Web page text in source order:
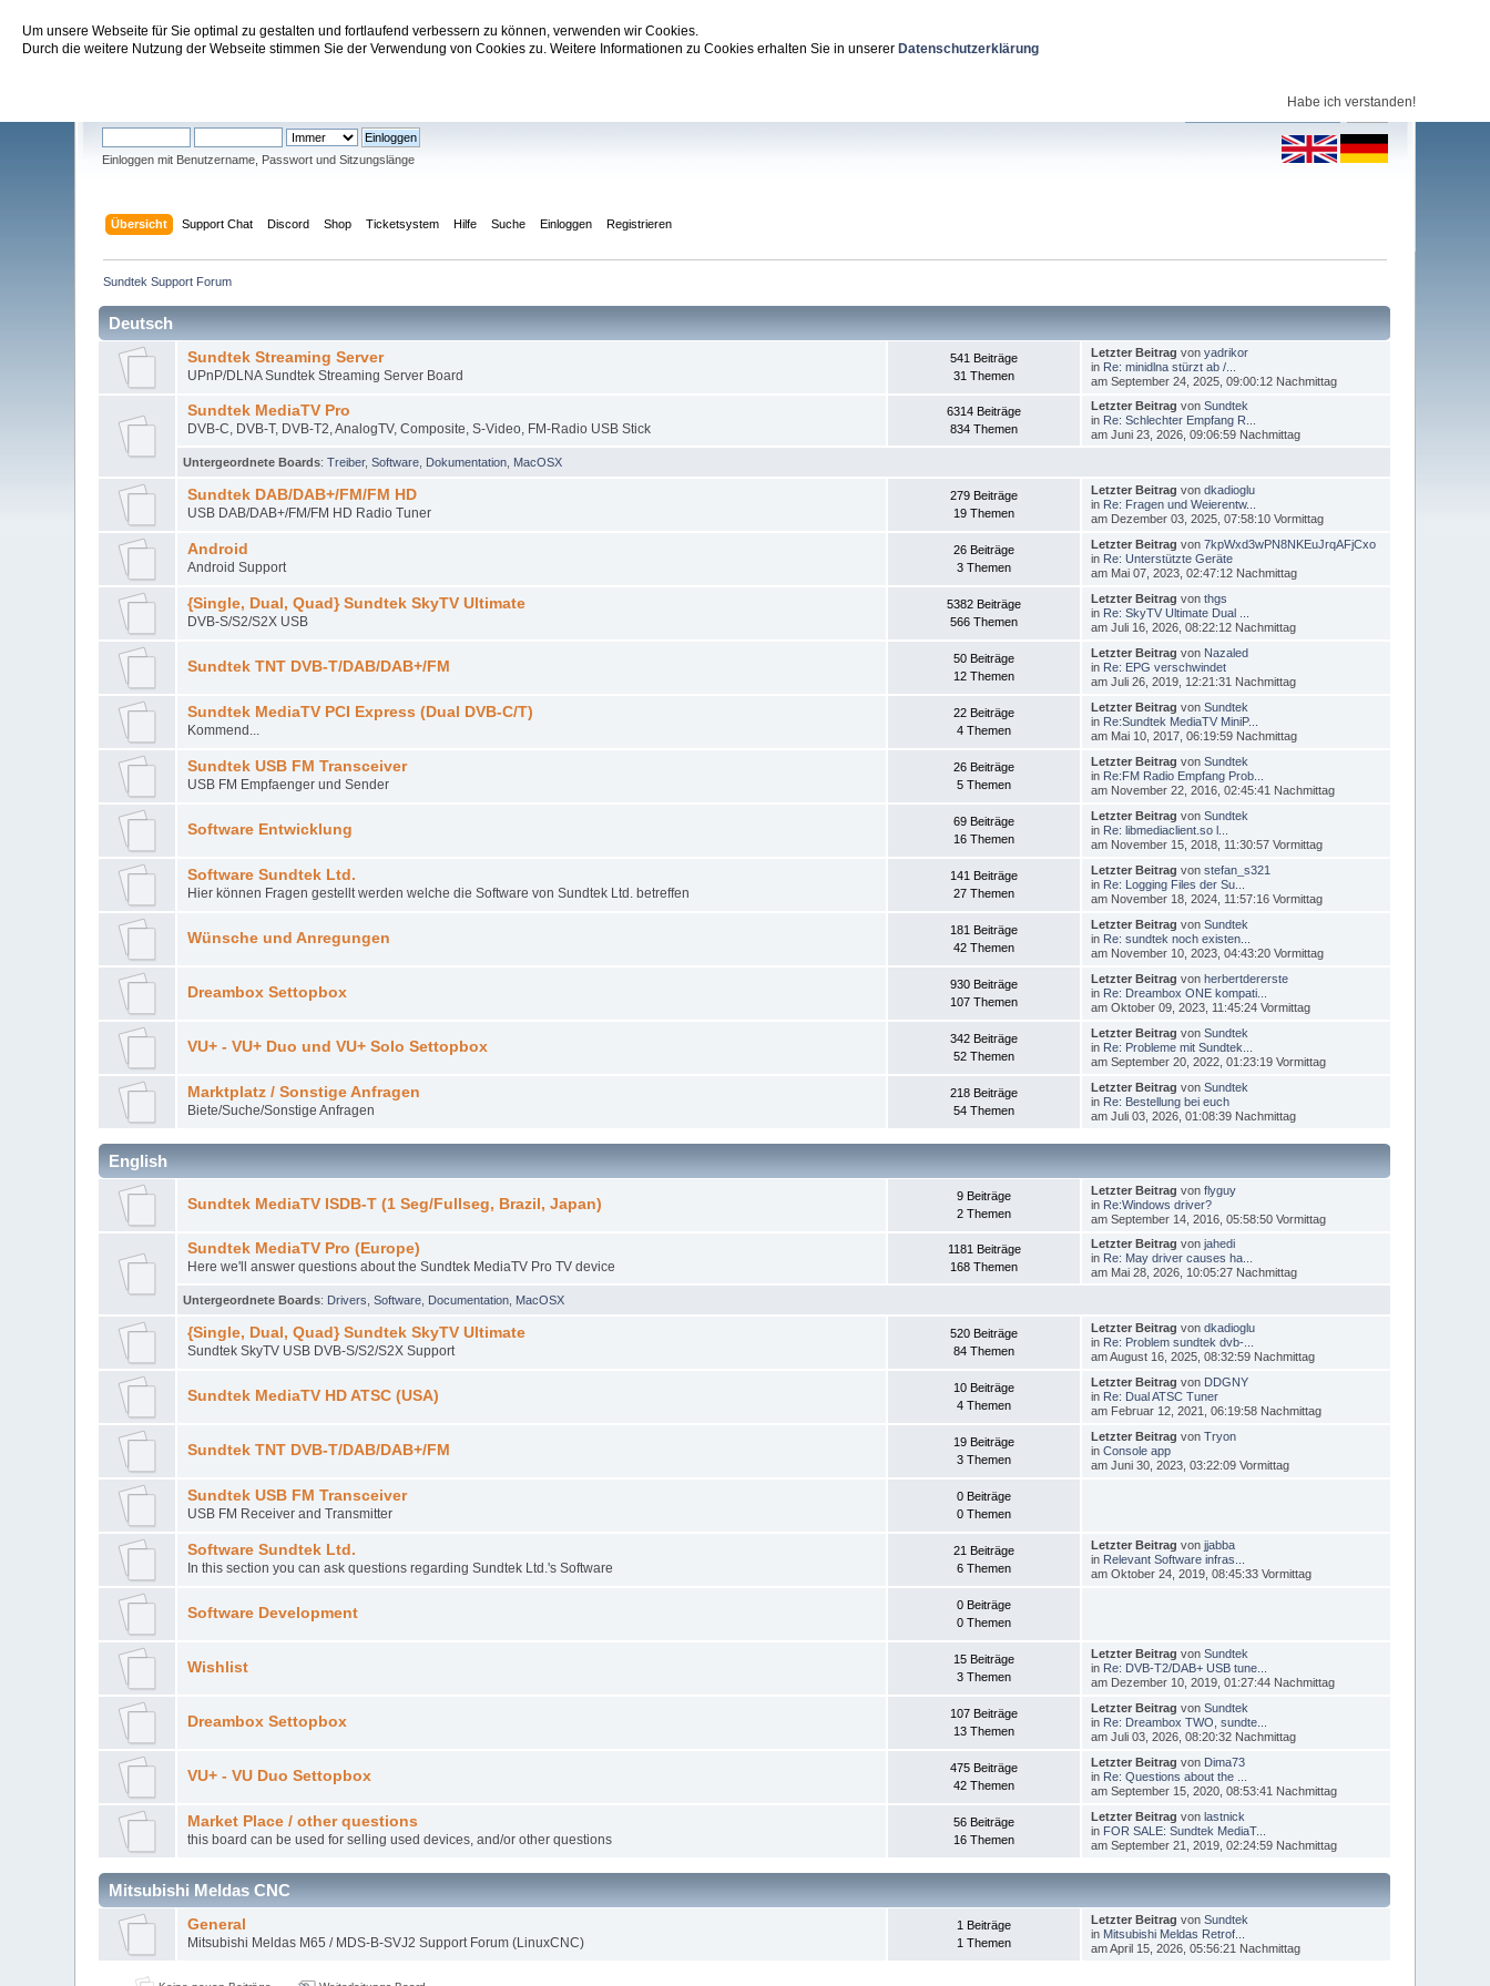
Um unsere Webseite für Sie optimal zu gestalten und fortlaufend verbessern zu können, verwenden wir Cookies.
Durch die weitere Nutzung der Webseite stimmen Sie der Verwendung von Cookies zu. Weitere Informationen zu Cookies erhalten Sie in unserer Datenschutzerklärung
Habe ich verstanden!
Sundtek Support Forum
Einloggen mit Benutzername, Passwort und Sitzungslänge
Übersicht Support Chat Discord Shop Ticketsystem Hilfe Suche Einloggen Registrieren
Sundtek Support Forum
Deutsch
Sundtek Streaming Server
UPnP/DLNA Sundtek Streaming Server Board
541 Beiträge
31 Themen
Letzter Beitrag von yadrikor
in Re: minidlna stürzt ab /...
am September 24, 2025, 09:00:12 Nachmittag
Sundtek MediaTV Pro
DVB-C, DVB-T, DVB-T2, AnalogTV, Composite, S-Video, FM-Radio USB Stick
6314 Beiträge
834 Themen
Letzter Beitrag von Sundtek
in Re: Schlechter Empfang R...
am Juni 23, 2026, 09:06:59 Nachmittag
Untergeordnete Boards:Treiber,Software Dokumentation MacOSX
Sundtek DAB/DAB+/FM/FM HD
USB DAB/DAB+/FM/FM HD Radio Tuner
279 Beiträge
19 Themen
Letzter Beitrag von dkadioglu
in Re: Fragen und Weierentw...
am Dezember 03, 2025, 07:58:10 Vormittag
Android
Android Support
26 Beiträge
3 Themen
Letzter Beitrag von 7kpWxd3wPN8NKEuJrqAFjCxo
in Re: Unterstützte Geräte
am Mai 07, 2023, 02:47:12 Nachmittag
{Single, Dual, Quad} Sundtek SkyTV Ultimate
DVB-S/S2/S2X USB
5382 Beiträge
566 Themen
Letzter Beitrag von thgs
in Re: SkyTV Ultimate Dual ...
am Juli 16, 2026, 08:22:12 Nachmittag
Sundtek TNT DVB-T/DAB/DAB+/FM
50 Beiträge
12 Themen
Letzter Beitrag von Nazaled
in Re: EPG verschwindet
am Juli 26, 2019, 12:21:31 Nachmittag
Sundtek MediaTV PCI Express (Dual DVB-C/T)
Kommend...
22 Beiträge
4 Themen
Letzter Beitrag von Sundtek
in Re:Sundtek MediaTV MiniP...
am Mai 10, 2017, 06:19:59 Nachmittag
Sundtek USB FM Transceiver
USB FM Empfaenger und Sender
26 Beiträge
5 Themen
Letzter Beitrag von Sundtek
in Re:FM Radio Empfang Prob...
am November 22, 2016, 02:45:41 Nachmittag
Software Entwicklung
69 Beiträge
16 Themen
Letzter Beitrag von Sundtek
in Re: libmediaclient.so l...
am November 15, 2018, 11:30:57 Vormittag
Software Sundtek Ltd.
Hier können Fragen gestellt werden welche die Software von Sundtek Ltd. betreffen
141 Beiträge
27 Themen
Letzter Beitrag von stefan_s321
in Re: Logging Files der Su...
am November 18, 2024, 11:57:16 Vormittag
Wünsche und Anregungen
181 Beiträge
42 Themen
Letzter Beitrag von Sundtek
in Re: sundtek noch existen...
am November 10, 2023, 04:43:20 Vormittag
Dreambox Settopbox
930 Beiträge
107 Themen
Letzter Beitrag von herbertdererste
in Re: Dreambox ONE kompati...
am Oktober 09, 2023, 11:45:24 Vormittag
VU+ - VU+ Duo und VU+ Solo Settopbox
342 Beiträge
52 Themen
Letzter Beitrag von Sundtek
in Re: Probleme mit Sundtek...
am September 20, 2022, 01:23:19 Vormittag
Marktplatz / Sonstige Anfragen
Biete/Suche/Sonstige Anfragen
218 Beiträge
54 Themen
Letzter Beitrag von Sundtek
in Re: Bestellung bei euch
am Juli 03, 2026, 01:08:39 Nachmittag
English
Sundtek MediaTV ISDB-T (1 Seg/Fullseg, Brazil, Japan)
9 Beiträge
2 Themen
Letzter Beitrag von flyguy
in Re:Windows driver?
am September 14, 2016, 05:58:50 Vormittag
Sundtek MediaTV Pro (Europe)
Here we'll answer questions about the Sundtek MediaTV Pro TV device
1181 Beiträge
168 Themen
Letzter Beitrag von jahedi
in Re: May driver causes ha...
am Mai 28, 2026, 10:05:27 Nachmittag
Untergeordnete Boards: Drivers ,Software Documentation MacOSX
{Single, Dual, Quad} Sundtek SkyTV Ultimate
Sundtek SkyTV USB DVB-S/S2/S2X Support
520 Beiträge
84 Themen
Letzter Beitrag von dkadioglu
in Re: Problem sundtek dvb-...
am August 16, 2025, 08:32:59 Nachmittag
Sundtek MediaTV HD ATSC (USA)
10 Beiträge
4 Themen
Letzter Beitrag von DDGNY
in Re: Dual ATSC Tuner
am Februar 12, 2021, 06:19:58 Nachmittag
Sundtek TNT DVB-T/DAB/DAB+/FM
19 Beiträge
3 Themen
Letzter Beitrag von Tryon
in Console app
am Juni 30, 2023, 03:22:09 Vormittag
Sundtek USB FM Transceiver
USB FM Receiver and Transmitter
0 Beiträge
0 Themen
Software Sundtek Ltd.
In this section you can ask questions regarding Sundtek Ltd.'s Software
21 Beiträge
6 Themen
Letzter Beitrag von jjabba
in Relevant Software infras...
am Oktober 24, 2019, 08:45:33 Vormittag
Software Development
0 Beiträge
0 Themen
Wishlist
15 Beiträge
3 Themen
Letzter Beitrag von Sundtek
in Re: DVB-T2/DAB+ USB tune...
am Dezember 10, 2019, 01:27:44 Nachmittag
Dreambox Settopbox
107 Beiträge
13 Themen
Letzter Beitrag von Sundtek
in Re: Dreambox TWO, sundte...
am Juli 03, 2026, 08:20:32 Nachmittag
VU+ - VU Duo Settopbox
475 Beiträge
42 Themen
Letzter Beitrag von Dima73
in Re: Questions about the ...
am September 15, 2020, 08:53:41 Nachmittag
Market Place / other questions
this board can be used for selling used devices, and/or other questions
56 Beiträge
16 Themen
Letzter Beitrag von lastnick
in FOR SALE: Sundtek MediaT...
am September 21, 2019, 02:24:59 Nachmittag
Mitsubishi Meldas CNC
General
Mitsubishi Meldas M65 / MDS-B-SVJ2 Support Forum (LinuxCNC)
1 Beiträge
1 Themen
Letzter Beitrag von Sundtek
in Mitsubishi Meldas Retrof...
am April 15, 2026, 05:56:21 Nachmittag